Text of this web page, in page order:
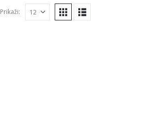
Prikaži: